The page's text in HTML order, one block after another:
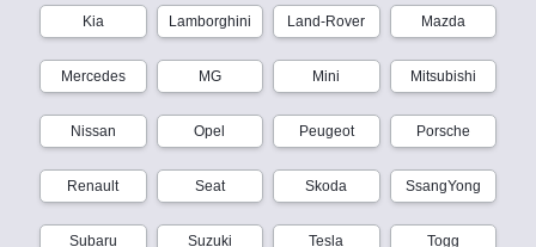
Kia Lamborghini Land-Rover Mazda
Mercedes MG Mini Mitsubishi
Nissan Opel Peugeot Porsche
Renault Seat Skoda SsangYong
Subaru Suzuki Tesla Togg